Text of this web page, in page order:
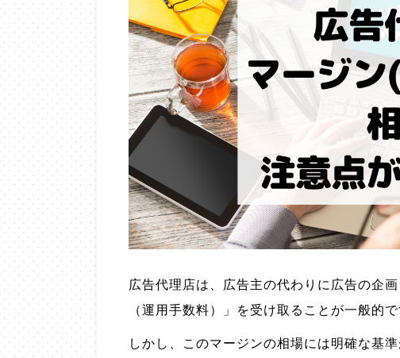
広告代理店は、広告主の代わりに広告の企
（運用手数料）」を受け取ることが一般的で
しかし、このマージンの相場には明確な基